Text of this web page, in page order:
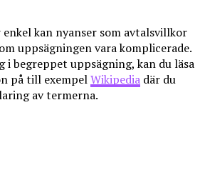
enkel kan nyanser som avtalsvillkor
uppsägningen vara komplicerade.
i begreppet uppsägning, kan du läsa
på till exempelWikipedia där du
av termerna.